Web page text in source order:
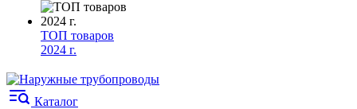
ТОП товаров
2024 г.
Каталог